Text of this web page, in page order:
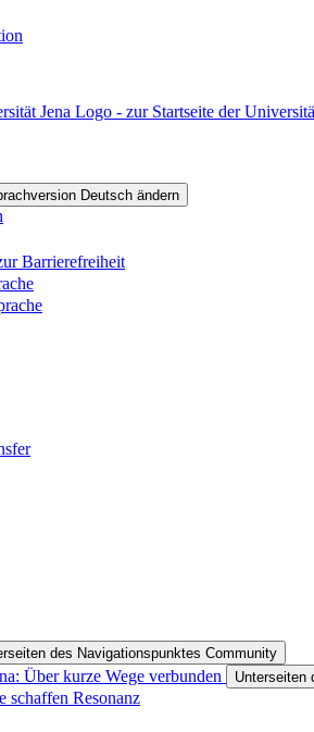
Jena Logo - zur Startseite der
Deutsch ändern
Barrierefreiheit
des Navigationspunktes Community
Über kurze Wege verbunden Unterseiten
schaffen Resonanz